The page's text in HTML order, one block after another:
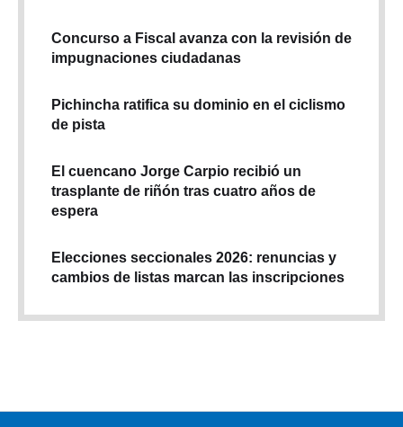
Concurso a Fiscal avanza con la revisión de
impugnaciones ciudadanas
Pichincha ratifica su dominio en el ciclismo
de pista
El cuencano Jorge Carpio recibió un
trasplante de riñón tras cuatro años de
espera
Elecciones seccionales 2026: renuncias y
cambios de listas marcan las inscripciones